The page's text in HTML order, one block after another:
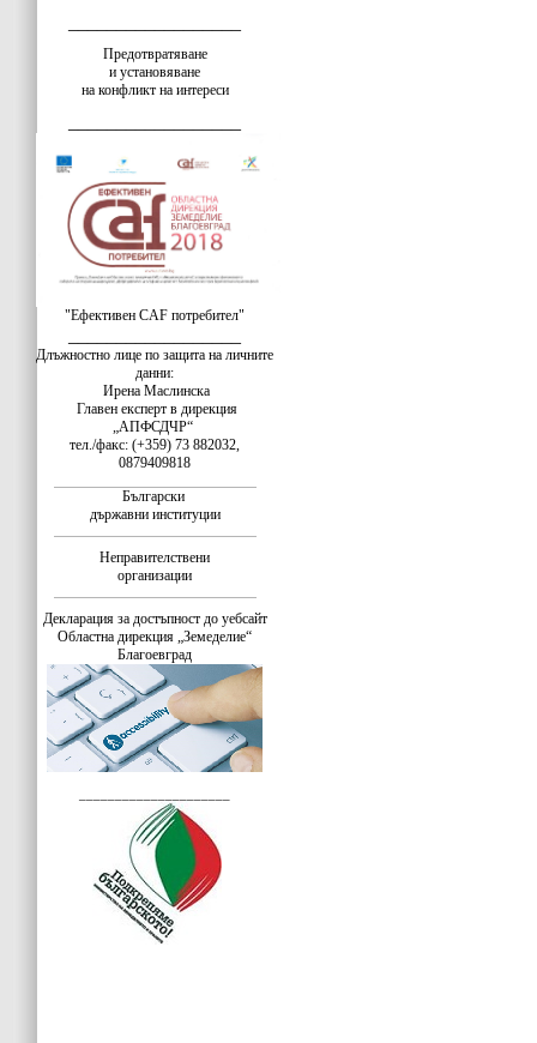
Предотвратяване
и установяване
на конфликт на интереси
"Ефективен CAF потребител"
Длъжностно лице по защита на личните
данни:
Ирена Маслинска
Главен експерт в дирекция
„АПФСДЧР“
тел./факс: (+359) 73 882032,
0879409818
Български
държавни институции
Неправителствени
организации
Декларация за достъпност до уебсайт
Областна дирекция „Земеделие“
Благоевград